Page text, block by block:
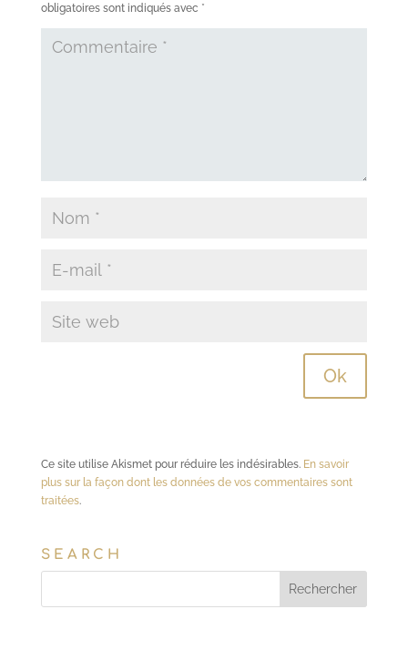
obligatoires sont indiqués avec *
Ce site utilise Akismet pour réduire les indésirables. En savoir
plus sur la façon dont les données de vos commentaires sont
traitées.
SEARCH